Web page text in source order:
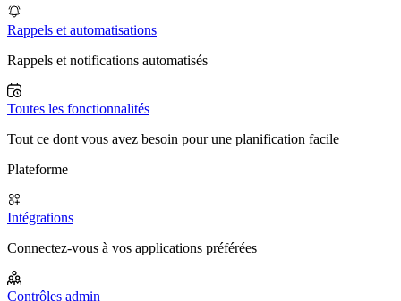
Rappels et automatisations
Rappels et notifications automatisés
Toutes les fonctionnalités
Tout ce dont vous avez besoin pour une planification facile
Plateforme
Intégrations
Connectez-vous à vos applications préférées
Contrôles admin